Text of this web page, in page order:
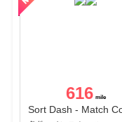
616